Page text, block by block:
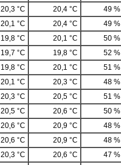
20,3 °C 20,4 °C
49 %
20,1 °C 20,4 °C
49 %
19,8 °C 20,1 °C
50 %
19,7 °C 19,8 °C
52 %
19,8 °C 20,1 °C
51 %
20,1 °C 20,3 °C
48 %
20,3 °C 20,5 °C
51 %
20,5 °C 20,6 °C
50 %
20,6 °C 20,9 °C
48 %
20,6 °C 20,9 °C
48 %
20,3 °C 20,6 °C
47 %